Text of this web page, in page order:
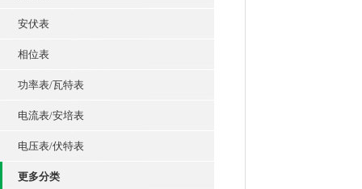
安伏表
相位表
功率表/瓦特表
电流表/安培表
电压表/伏特表
更多分类